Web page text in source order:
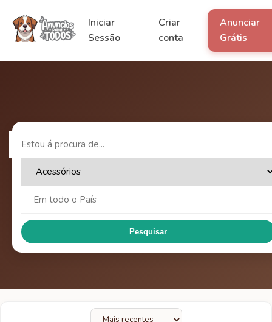
Iniciar
Sessão
Criar
conta
Anunciar
Grátis
Pesquisar